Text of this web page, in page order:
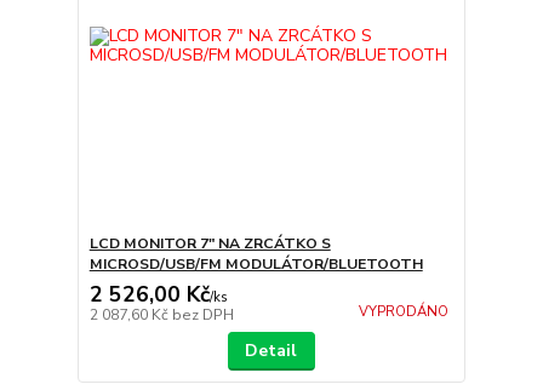
LCD MONITOR 7" NA ZRCÁTKO S
MICROSD/USB/FM MODULÁTOR/BLUETOOTH
2 526,00 Kč/ks
2 087,60 Kč bez DPH VYPRODÁNO
Detail